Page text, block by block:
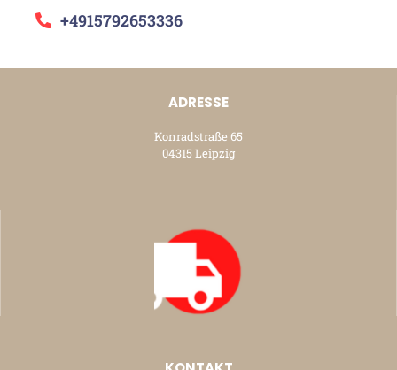
+4915792653336
ADRESSE
Konradstraße 65
04315 Leipzig